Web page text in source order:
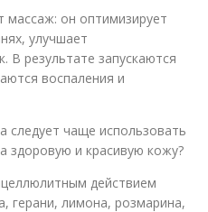
он оптимизирует
улучшает
результате запускаются
воспаления и
следует чаще использовать
здоровую и красивую кожу?
действием
герани, лимона, розмарина,